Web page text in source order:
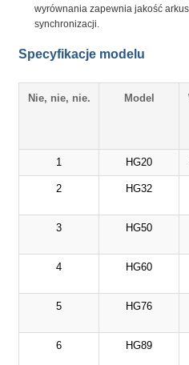
wyrównania zapewnia jakość
synchronizacji.
Specyfikacje modelu
Nie, nie, nie. Model
1 HG20
2 HG32
3 HG50
4 HG60
5 HG76
6 HG89